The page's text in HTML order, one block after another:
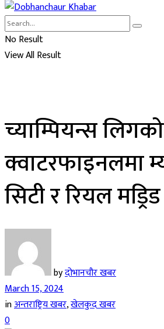
No Result
View All Result
च्याम्पियन्स लिगको
क्वाटरफाइनलमा
सिटी र रियल
byदोभानचौर खबर
March 15, 2024
inअन्तराष्ट्रिय खबर,खेलकुद खबर
0